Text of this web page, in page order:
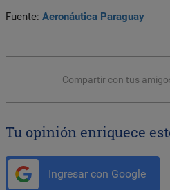
Fuente: Aeronáutica Paraguay
Compartir con tus
Tu opinión enriquece
Ingresar con Google